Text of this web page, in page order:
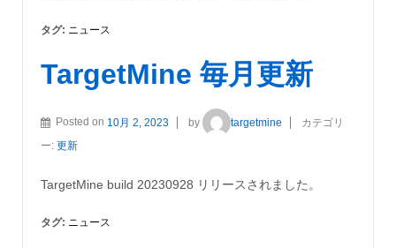
タグ: ニュース
TargetMine 毎月更新
Posted on 10月 2, 2023 by targetmine
カテゴリ
ー: 更新
TargetMine build 20230928 リリースされました。
タグ: ニュース